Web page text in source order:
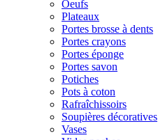
Oeufs
Plateaux
Portes brosse à dents
Portes crayons
Portes éponge
Portes savon
Potiches
Pots à coton
Rafraîchissoirs
Soupières décoratives
Vases